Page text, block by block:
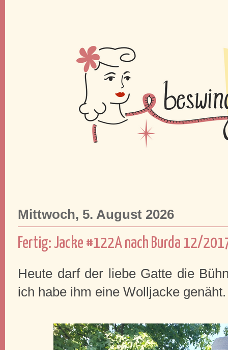
Mittwoch, 5. August 2026
Fertig: Jacke #122A nach Burda 12/
Heute darf der liebe Gatte die
ich habe ihm eine Wolljacke genäht.